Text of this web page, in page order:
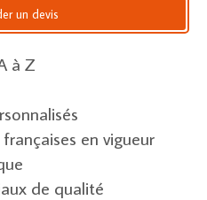
un devis
à Z
en vigueur
de qualité